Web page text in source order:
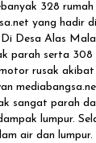
328
yang hadir
Desa Alas
parah serta
rusak
sangat parah
lumpur.
air dan